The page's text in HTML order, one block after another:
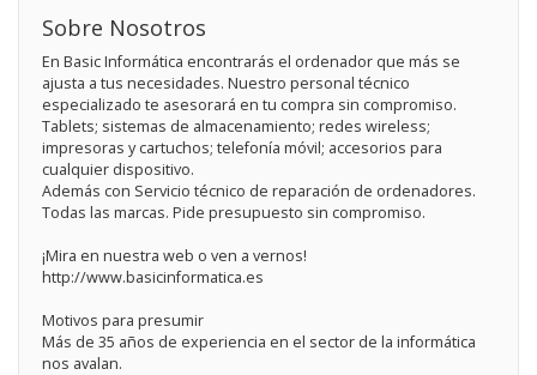
Sobre Nosotros
En Basic Informática encontrarás el ordenador que más se
ajusta a tus necesidades. Nuestro personal técnico
especializado te asesorará en tu compra sin compromiso.
Tablets; sistemas de almacenamiento; redes wireless;
impresoras y cartuchos; telefonía móvil; accesorios para
cualquier dispositivo.
Además con Servicio técnico de reparación de ordenadores.
Todas las marcas. Pide presupuesto sin compromiso.
¡Mira en nuestra web o ven a vernos!
http://www.basicinformatica.es
Motivos para presumir
Más de 35 años de experiencia en el sector de la informática
nos avalan.